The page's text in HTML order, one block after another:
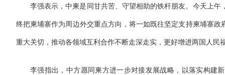
李强表示，中柬是同甘共苦、守望相助的铁杆朋友。今天上
终把柬埔寨作为周边外交重点方向，将一如既往坚定支持柬埔寨
重大关切，推动各领域互利合作不断走深走实，更好增进两国人民
李强指出，中方愿同柬方进一步对接发展战略，以落实构建